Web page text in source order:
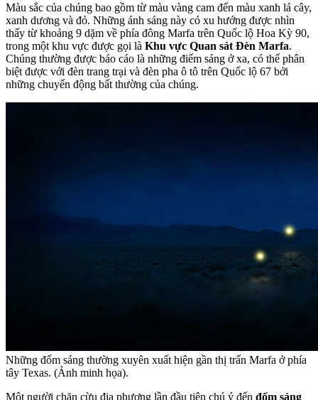
Màu sắc của chúng bao gồm từ màu vàng cam đến màu xanh lá cây,
xanh dương và đỏ. Những ánh sáng này có xu hướng được nhìn
thấy từ khoảng 9 dặm về phía đông Marfa trên Quốc lộ Hoa Kỳ 90,
trong một khu vực được gọi là Khu vực Quan sát Đèn Marfa.
Chúng thường được báo cáo là những điểm sáng ở xa, có thể phân
biệt được với đèn trang trại và đèn pha ô tô trên Quốc lộ 67 bởi
những chuyển động bất thường của chúng.
Những đốm sáng thường xuyên xuất hiện gần thị trấn Marfa ở phía
tây Texas. (Ảnh minh họa).
Một người chăn cừu địa phương lần đầu tiên chú ý đến đốm sáng